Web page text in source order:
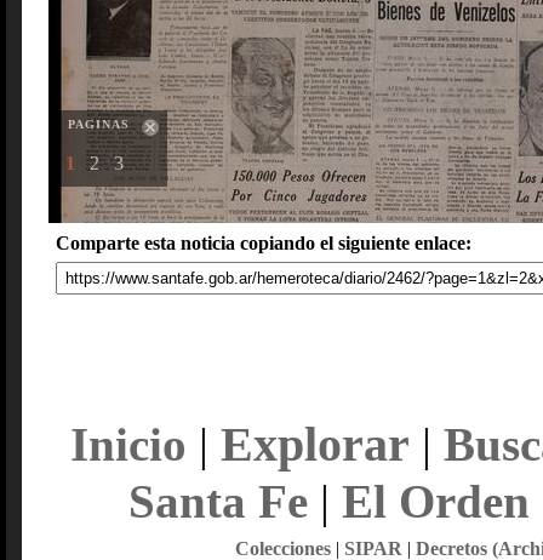
PAGINAS
1 2 3
Comparte esta noticia copiando el siguiente enlace:
Inicio | Explorar |
Santa Fe| El Orden
Colecciones| SIPAR | Decretos